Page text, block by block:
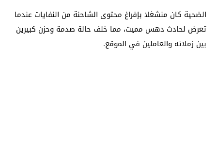
الضحية كان منشغلا بإفراغ محتوى الشاحنة من النفايات عندما
تعرض لحادث دهس مميت، مما خلف حالة صدمة وحزن كبيرين
بين زملائه والعاملين في الموقع.